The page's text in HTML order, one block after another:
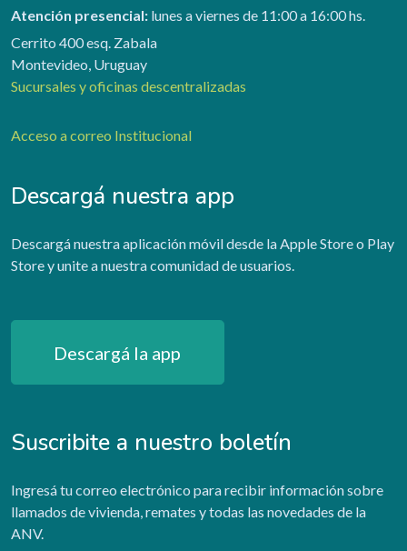
Atención presencial: lunes a viernes de 11:00 a 16:00 hs.
Cerrito 400 esq. Zabala
Montevideo, Uruguay
Sucursales y oficinas descentralizadas
Acceso a correo Institucional
Descargá nuestra app
Descargá nuestra aplicación móvil desde la Apple Store o Play
Store y unite a nuestra comunidad de usuarios.
Descargá la app
Suscribite a nuestro boletín
Ingresá tu correo electrónico para recibir información sobre
llamados de vivienda, remates y todas las novedades de la
ANV.